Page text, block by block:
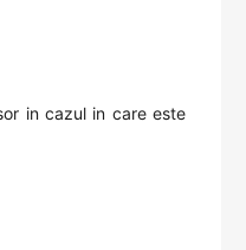
in cazul in care este